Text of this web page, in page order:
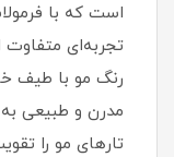
است که با
تجربه‌ای متفاوت
رنگ مو با طیف
مدرن و طبیعی
تارهای مو را